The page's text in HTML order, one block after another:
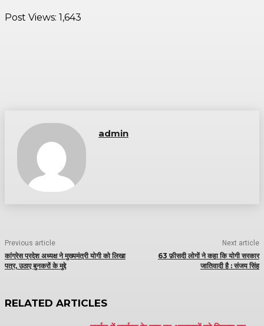
Post Views: 1,643
admin
Previous article
कांग्रेस प्रदेश अध्यक्ष ने मुख्यमंत्री योगी को लिखा
पत्र, उठाए बुनकरों के मुद्दे
Next article
63 फ़ीसदी लोगों ने कहा कि योगी सरकार
जातिवादी है : संजय सिंह
RELATED ARTICLES